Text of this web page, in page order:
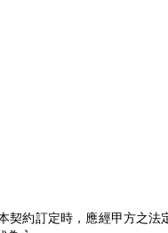
契約訂定時，應經甲方之